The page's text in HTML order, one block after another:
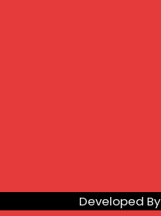
Developed By